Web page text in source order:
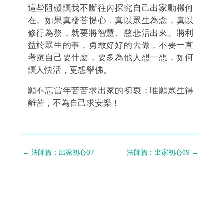
這些阻礙讓我不斷往內探究自己出家動機何
在。如果真發菩提心，真以眾生為念，真以
修行為務，就要將智慧、慈悲活出來。將利
益於眾生的事，勇敢好好的去做，不要一直
考慮自己要什麼，要多為他人想一想，如何
讓人快活， 更想學佛。
願不忘當年苦苦求出家的初衷：唯願眾生得
離苦，不為自己求安樂！
← 法師篇：出家初心07 法師篇：出家初心09 →